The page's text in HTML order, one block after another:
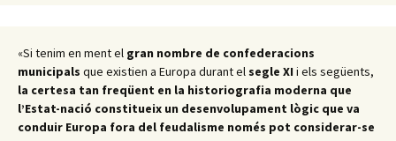
«Si tenim en ment el gran nombre de confederacions
municipals que existien a Europa durant el segle XI i els següents,
la certesa tan freqüent en la historiografia moderna que
l’Estat-nació constitueix un desenvolupament lògic que va
conduir Europa fora del feudalisme només pot considerar-se